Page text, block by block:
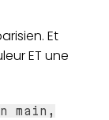
Et
ET une
main,